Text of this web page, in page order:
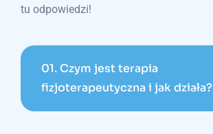
tu odpowiedzi!
01.Czym jest terapia
fizjoterapeutyczna i jak działa?